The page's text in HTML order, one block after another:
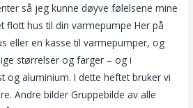
så jeg kunne døyve følelsene mine
flott hus til din varmepumpe Her på
eller en kasse til varmepumper, og
størrelser og farger – og i
og aluminium. I dette heftet bruker vi
Andre bilder Gruppebilde av alle